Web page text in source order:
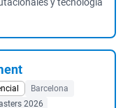
Barcelona
2026